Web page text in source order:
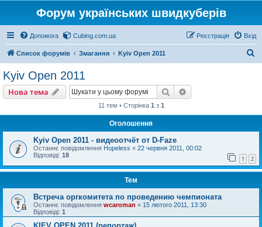
Форум українських швидкуберів
Допомога Cubing.com.ua Вхід
Реєстрація
Список форумів Змагання Kyiv Open 2011
Kyiv Open 2011
Нова тема Пошук
11 тем • Сторінка 1 з 1
Оголошення
Kyiv Open 2011 - видеоотчёт от D-Faze
Останнє повідомлення Hopeless « 22 червня 2011, 00:02
Відповіді: 18 1 2
Тем
Встреча оргкомитета по проведению чемпионата
Останнє повідомлення wcaroman « 15 лютого 2011, 13:30
Відповіді: 1